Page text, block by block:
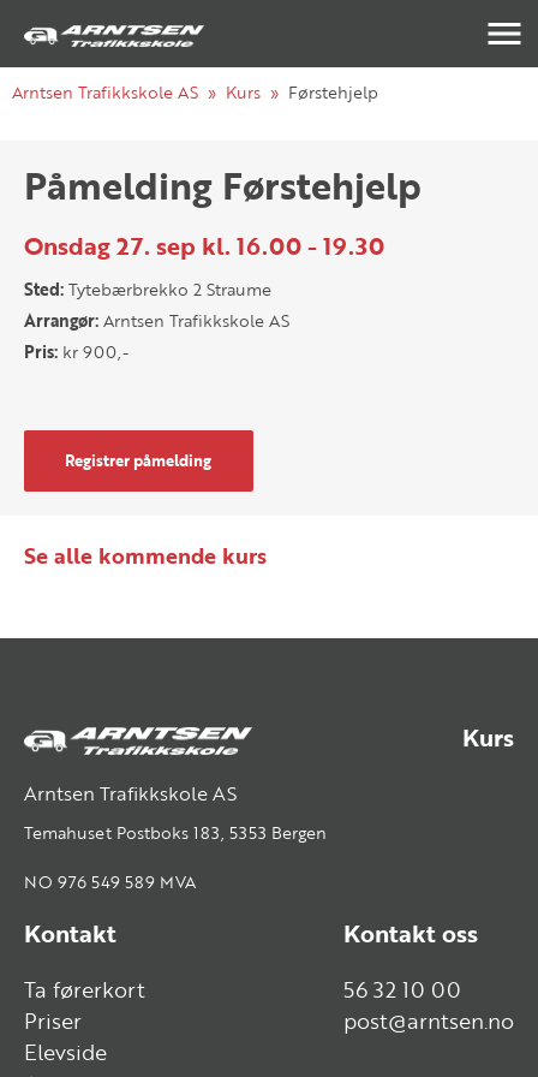
Arntsen Trafikkskole AS Kurs Førstehjelp
Påmelding Førstehjelp
Onsdag 27. sep kl. 16.00 - 19.30
Sted:Tytebærbrekko 2 Straume
Arrangør:Arntsen Trafikkskole AS
Pris: kr 900,-
Registrer påmelding
Se alle kommende kurs
Arntsen Trafikkskole AS
Temahuset Postboks 183, 5353 Bergen
NO 976 549 589 MVA
Kurs
Kontakt
Ta førerkort
Priser
Elevside
Kontakt oss
56 32 10 00
post@arntsen.no